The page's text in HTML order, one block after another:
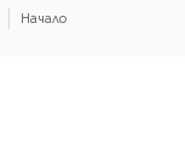
Начало